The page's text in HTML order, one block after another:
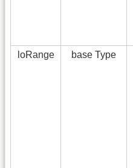
loRange
base Type